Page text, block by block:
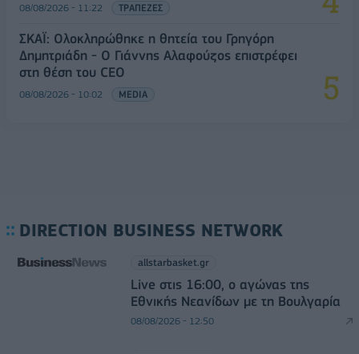
08/08/2026 - 11:22 ΤΡΑΠΕΖΕΣ
ΣΚΑΪ: Ολοκληρώθηκε η θητεία του Γρηγόρη
Δημητριάδη - Ο Γιάννης Αλαφούζος επιστρέφει
στη θέση του CEO
08/08/2026 - 10:02 MEDIA
DIRECTION BUSINESS NETWORK
allstarbasket.gr
Live στις 16:00, ο αγώνας της
Εθνικής Νεανίδων με τη Βουλγαρία
08/08/2026 - 12:50